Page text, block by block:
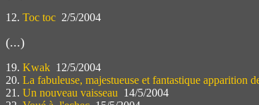
12. Toc toc 2/5/2004
(...)
19. Kwak 12/5/2004
20. La fabuleuse, majestueuse et fantastique apparition
21. Un nouveau vaisseau 14/5/2004